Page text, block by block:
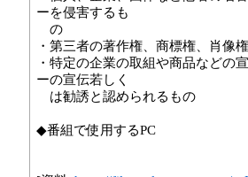
ーを侵害するも
の
・第三者の著作権、商標権、肖像
・特定の企業の取組や商品などの
ーの宣伝若しく
は勧誘と認められるもの
◆番組で使用するPC